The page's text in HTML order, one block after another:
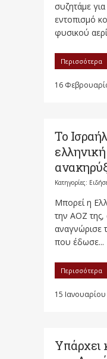
συζητάμε
εντοπισμό
φυσικού
Περισσότερα
16
Το
Κατηγορίες:
Mπορεί η
την ΑΟΖ της,
αναγνώρισε
που έδωσε...
Περισσότερα
15 Ιανουαρίου
Υπάρχει